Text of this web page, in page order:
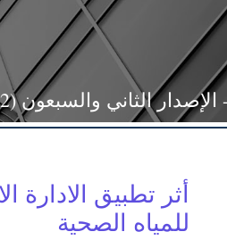
الثاني والسبعون (82 -111)
أثر تطبيق
للمياه الصحية